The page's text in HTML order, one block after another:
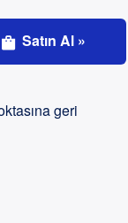
Satın Al »
geri